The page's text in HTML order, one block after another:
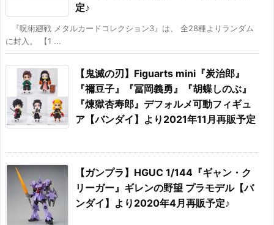
定♪
『呪術廻戦 メタルカードコレクション3』は、 全28種よりランダム
に封入。 【1 ...
【鬼滅の刃】Figuarts mini『炭治郎』
『禰豆子』『冨岡義勇』『胡蝶しのぶ』
『煉獄杏寿郎』デフォルメ可動フィギュ
ア【バンダイ】より2021年11月再販予定
【ガンプラ】HGUC 1/144『ギャン・ク
リーガー』ギレンの野望 プラモデル【バ
ンダイ】より2020年4月再販予定♪